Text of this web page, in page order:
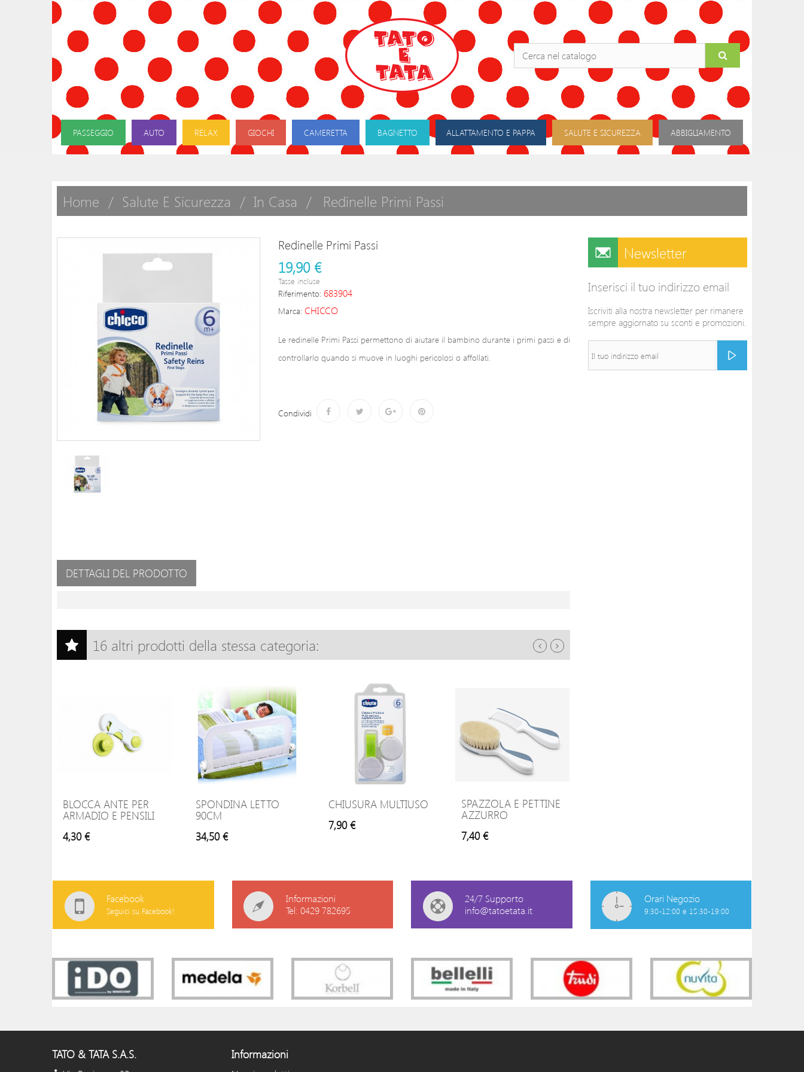
PASSEGGIO AUTO RELAX GIOCHI CAMERETTA BAGNETTO ALLATTAMENTO E PAPPA SALUTE E SICUREZZA ABBIGLIAMENTO
Home Salute E Sicurezza In Casa Redinelle Primi Passi
Redinelle Primi Passi
19,90 €
Tasse incluse
Riferimento: 683904
Marca: CHICCO
Le redinelle Primi Passi permettono di aiutare il bambino durante i primi passi e di
controllarlo quando si muove in luoghi pericolosi o affollati.
Condividi
DETTAGLI DEL PRODOTTO
16 altri prodotti della stessa categoria:
BLOCCA ANTE PER
ARMADIO E PENSILI
4,30 €
SPONDINA LETTO
90CM
34,50 €
CHIUSURA MULTIUSO
7,90 €
SPAZZOLA E PETTINE
AZZURRO
7,40 €
Newsletter
Inserisci il tuo indirizzo email
Iscriviti alla nostra newsletter per rimanere
sempre aggiornato su sconti e promozioni.
Facebook
Seguici su Facebook!
Informazioni
Tel: 0429 782695
24/7 Supporto
info@tatoetata.it
Orari Negozio
9:30-12:00 e 15:30-19:00
TATO & TATA S.A.S. Informazioni